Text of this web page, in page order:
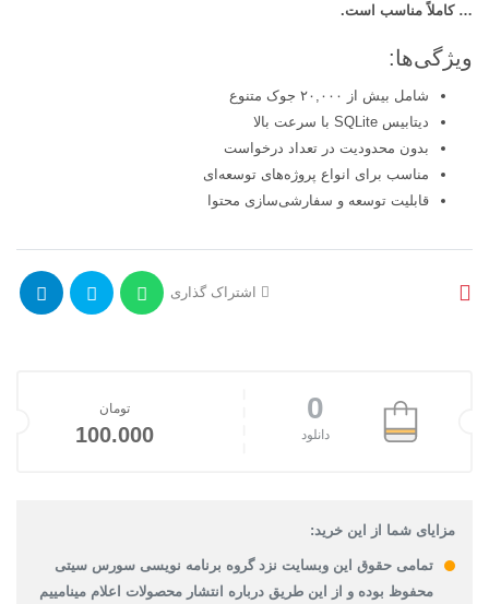
… کاملاً مناسب است.
ویژگی‌ها:
شامل بیش از ۲۰,۰۰۰ جوک متنوع
دیتابیس SQLite با سرعت بالا
بدون محدودیت در تعداد درخواست
مناسب برای انواع پروژه‌های توسعه‌ای
قابلیت توسعه و سفارشی‌سازی محتوا
اشتراک گذاری
0
دانلود
تومان
100.000
مزایای شما از این خرید:
تمامی حقوق این وبسایت نزد گروه برنامه نویسی سورس سیتی
محفوظ بوده و از این طریق درباره انتشار محصولات اعلام مینامییم